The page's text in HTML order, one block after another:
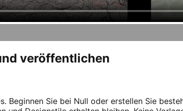
veröffentlichen
Sie bei Null oder erstellen Sie